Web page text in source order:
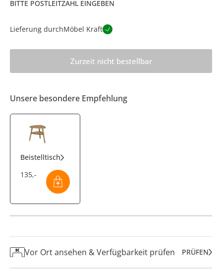
BITTE POSTLEITZAHL EINGEBEN
Lieferung durchMöbel Kraft
Zurzeit nicht bestellbar
Unsere besondere Empfehlung
Beistelltisch
135,-
Vor Ort ansehen & Verfügbarkeit prüfen PRÜFEN